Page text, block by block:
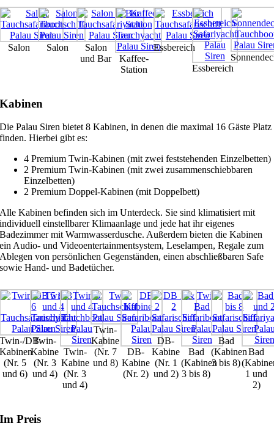
Salon Salon
Salon
und Bar
Kaffee-
Station
Essbereich
Essbereich
Kabinen
Die Palau Siren bietet 8 Kabinen, in denen die maximal 16 Gäste Platz
finden. Hierbei gibt es:
4 Premium Twin-Kabinen (mit zwei feststehenden Einzelbetten)
2 Premium Twin-Kabinen (mit zwei zusammenschiebbaren
Einzelbetten)
2 Premium Doppel-Kabinen (mit Doppelbett)
Alle Kabinen befinden sich im Unterdeck. Sie sind klimatisiert mit
individuell einstellbarer Klimaanlage und jede hat ihr eigenes
Badezimmer mit Warmwasserdusche. Außerdem bieten die Kabinen
ein Audio- und Videoentertainmentsystem, Leselampen, Regale zum
Ablegen von persönlichen Gegenständen, einen abschließbaren Safe
sowie Hand- und Badetücher.
Twin-/DB-
Kabinen
(Nr. 5
und 6)
Twin-
Kabine
(Nr. 3
und 4)
Twin-
Kabine
(Nr. 3
und 4)
Twin-
Kabine
(Nr. 7
und 8)
DB-
Kabine
(Nr. 2)
DB-
Kabine
(Nr. 1
und 2)
Bad
(Kabinen
3 bis 8)
Bad
(Kabinen
3 bis 8)
Bad
1 und
2)
Im Preis